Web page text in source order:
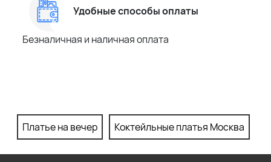
Удобные способы оплаты
Безналичная и наличная оплата
Платье на вечер Коктейльные платья Москва